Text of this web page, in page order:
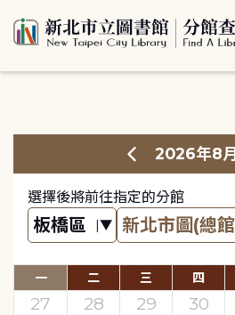
2026年8月
選擇後將前往指定的分館
一 二 三 四
27 28 29 30